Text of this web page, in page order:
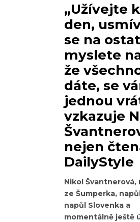
„Užívejte
den,
se na
myslete
že
dáte, se
jednou
vzkazuje
nejen
DailyStyle
Nikol Švantnerová,
ze Šumperka,
napůl Slovenka a
momentálně ještě